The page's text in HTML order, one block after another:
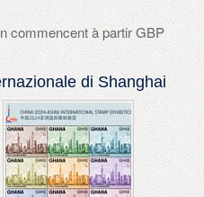
commencent à partir GBP
di Shanghai